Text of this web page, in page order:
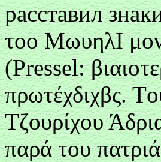
расставил
τоо ΜωυηλΙ
(Pressel:
πρωτέχδιχβς.
Τζоυρίχоυ
παρά τоυ